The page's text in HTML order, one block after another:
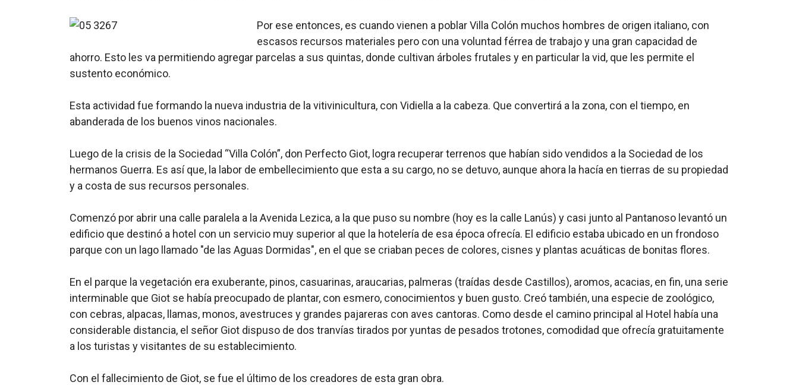
Por ese entonces, es cuando vienen a poblar Villa Colón muchos hombres de origen italiano, con
escasos recursos materiales pero con una voluntad férrea de trabajo y una gran capacidad de
ahorro. Esto les va permitiendo agregar parcelas a sus quintas, donde cultivan árboles frutales y en particular la vid, que les permite el
sustento económico.
Esta actividad fue formando la nueva industria de la vitivinicultura, con Vidiella a la cabeza. Que convertirá a la zona, con el tiempo, en
abanderada de los buenos vinos nacionales.
Luego de la crisis de la Sociedad “Villa Colón”, don Perfecto Giot, logra recuperar terrenos que habían sido vendidos a la Sociedad de los
hermanos Guerra. Es así que, la labor de embellecimiento que esta a su cargo, no se detuvo, aunque ahora la hacía en tierras de su propiedad
y a costa de sus recursos personales.
Comenzó por abrir una calle paralela a la Avenida Lezica, a la que puso su nombre (hoy es la calle Lanús) y casi junto al Pantanoso levantó un
edificio que destinó a hotel con un servicio muy superior al que la hotelería de esa época ofrecía. El edificio estaba ubicado en un frondoso
parque con un lago llamado "de las Aguas Dormidas", en el que se criaban peces de colores, cisnes y plantas acuáticas de bonitas flores.
En el parque la vegetación era exuberante, pinos, casuarinas, araucarias, palmeras (traídas desde Castillos), aromos, acacias, en fin, una serie
interminable que Giot se había preocupado de plantar, con esmero, conocimientos y buen gusto. Creó también, una especie de zoológico,
con cebras, alpacas, llamas, monos, avestruces y grandes pajareras con aves cantoras. Como desde el camino principal al Hotel había una
considerable distancia, el señor Giot dispuso de dos tranvías tirados por yuntas de pesados trotones, comodidad que ofrecía gratuitamente
a los turistas y visitantes de su establecimiento.
Con el fallecimiento de Giot, se fue el último de los creadores de esta gran obra.